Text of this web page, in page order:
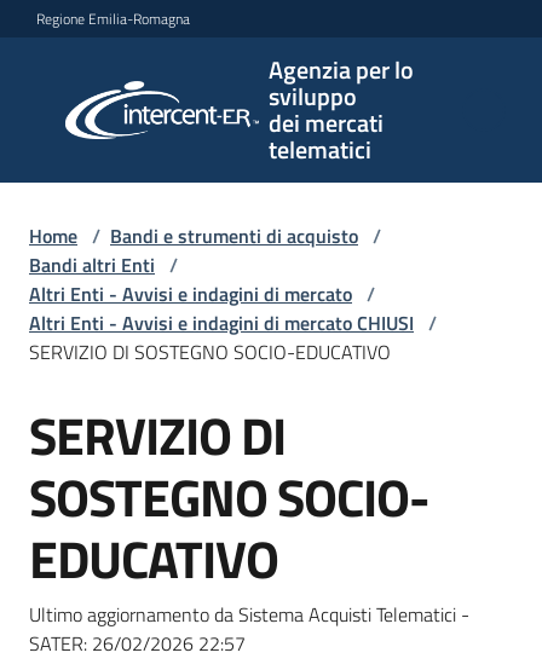
Vai al contenuto
Vai alla navigazione
Vai al footer
Regione Emilia-Romagna
Agenzia per lo
sviluppo
dei mercati
telematici
per lo
sviluppo
telematici
L'Agenzia
Bandi
strumenti
acquisto
Supporto
Home / Bandi e strumenti di acquisto /
Bandi altri Enti /
Altri Enti - Avvisi e indagini di mercato /
Altri Enti - Avvisi e indagini di mercato CHIUSI /
SERVIZIO DI SOSTEGNO SOCIO-EDUCATIVO
Salta al contenuto
SERVIZIO DI
SOSTEGNO SOCIO-
EDUCATIVO
Ultimo aggiornamento da Sistema Acquisti Telematici -
SATER: 26/02/2026 22:57